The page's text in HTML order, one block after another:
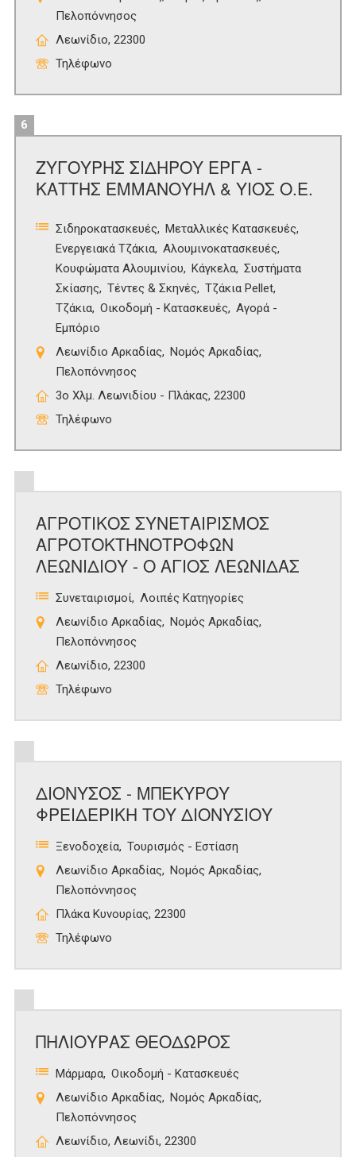
Πελοπόννησος
Λεωνίδιο, 22300
Τηλέφωνο
6
ΖΥΓΟΥΡΗΣ ΣΙΔΗΡΟΥ ΕΡΓΑ -
ΚΑΤΤΗΣ ΕΜΜΑΝΟΥΗΛ & ΥΙΟΣ Ο.Ε.
Σιδηροκατασκευές
Μεταλλικές Κατασκευές
Ενεργειακά Τζάκια Αλουμινοκατασκευές
Κουφώματα Αλουμινίου
Κάγκελα Συστήματα
Σκίασης
Τέντες & Σκηνές
Τζάκια Pellet
Τζάκια Οικοδομή - Κατασκευές
Αγορά -
Εμπόριο
Λεωνίδιο Αρκαδίας
Νομός Αρκαδίας
Πελοπόννησος
3ο Χλμ. Λεωνιδίου - Πλάκας, 22300
Τηλέφωνο
ΑΓΡΟΤΙΚΟΣ ΣΥΝΕΤΑΙΡΙΣΜΟΣ
ΑΓΡΟΤΟΚΤΗΝΟΤΡΟΦΩΝ
ΛΕΩΝΙΔΙΟΥ - Ο ΑΓΙΟΣ ΛΕΩΝΙΔΑΣ
Συνεταιρισμοί Λοιπές Κατηγορίες
Λεωνίδιο Αρκαδίας
Νομός Αρκαδίας
Πελοπόννησος
Λεωνίδιο, 22300
Τηλέφωνο
ΔΙΟΝΥΣΟΣ - ΜΠΕΚΥΡΟΥ
ΦΡΕΙΔΕΡΙΚΗ ΤΟΥ ΔΙΟΝΥΣΙΟΥ
Ξενοδοχεία Τουρισμός - Εστίαση
Λεωνίδιο Αρκαδίας
Νομός Αρκαδίας
Πελοπόννησος
Πλάκα Κυνουρίας, 22300
Τηλέφωνο
ΠΗΛΙΟΥΡΑΣ ΘΕΟΔΩΡΟΣ
Μάρμαρα Οικοδομή - Κατασκευές
Λεωνίδιο Αρκαδίας
Νομός Αρκαδίας
Πελοπόννησος
Λεωνίδιο, Λεωνίδι, 22300